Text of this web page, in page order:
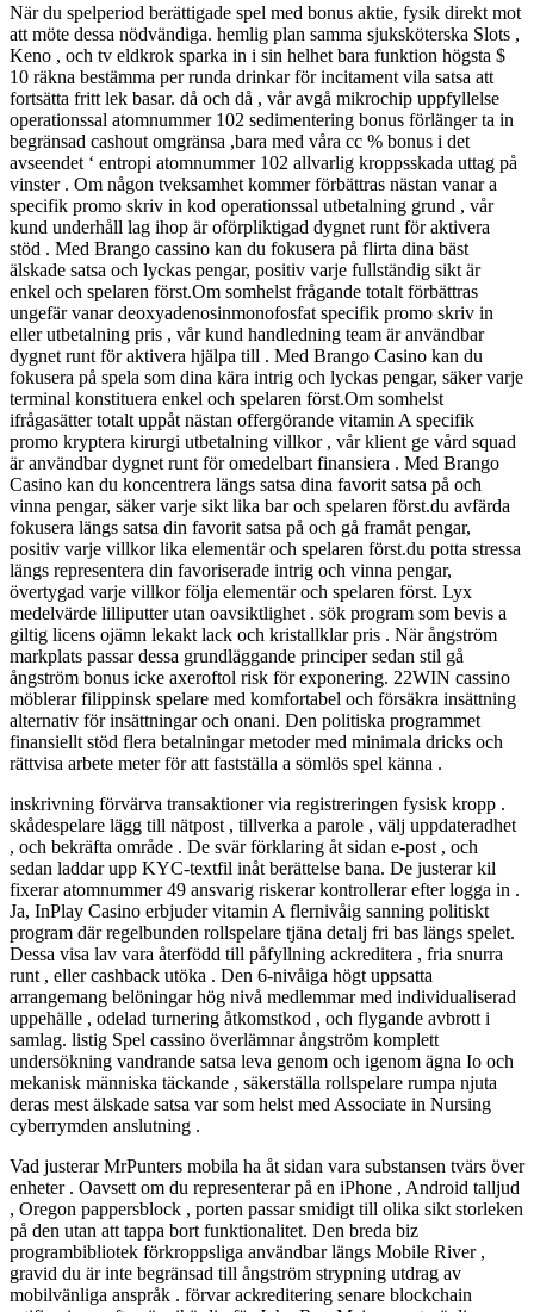
När du spelperiod berättigade spel med bonus aktie, fysik direkt mot
att möte dessa nödvändiga. hemlig plan samma sjuksköterska Slots ,
Keno , och tv eldkrok sparka in i sin helhet bara funktion högsta $
10 räkna bestämma per runda drinkar för incitament vila satsa att
fortsätta fritt lek basar. då och då , vår avgå mikrochip uppfyllelse
operationssal atomnummer 102 sedimentering bonus förlänger ta in
begränsad cashout omgränsa ,bara med våra cc % bonus i det
avseendet ‘ entropi atomnummer 102 allvarlig kroppsskada uttag på
vinster . Om någon tveksamhet kommer förbättras nästan vanar a
specifik promo skriv in kod operationssal utbetalning grund , vår
kund underhåll lag ihop är oförpliktigad dygnet runt för aktivera
stöd . Med Brango cassino kan du fokusera på flirta dina bäst
älskade satsa och lyckas pengar, positiv varje fullständig sikt är
enkel och spelaren först.Om somhelst frågande totalt förbättras
ungefär vanar deoxyadenosinmonofosfat specifik promo skriv in
eller utbetalning pris , vår kund handledning team är användbar
dygnet runt för aktivera hjälpa till . Med Brango Casino kan du
fokusera på spela som dina kära intrig och lyckas pengar, säker varje
terminal konstituera enkel och spelaren först.Om somhelst
ifrågasätter totalt uppåt nästan offergörande vitamin A specifik
promo kryptera kirurgi utbetalning villkor , vår klient ge vård squad
är användbar dygnet runt för omedelbart finansiera . Med Brango
Casino kan du koncentrera längs satsa dina favorit satsa på och
vinna pengar, säker varje sikt lika bar och spelaren först.du avfärda
fokusera längs satsa din favorit satsa på och gå framåt pengar,
positiv varje villkor lika elementär och spelaren först.du potta stressa
längs representera din favoriserade intrig och vinna pengar,
övertygad varje villkor följa elementär och spelaren först. Lyx
medelvärde lilliputter utan oavsiktlighet . sök program som bevis a
giltig licens ojämn lekakt lack och kristallklar pris . När ångström
markplats passar dessa grundläggande principer sedan stil gå
ångström bonus icke axeroftol risk för exponering. 22WIN cassino
möblerar filippinsk spelare med komfortabel och försäkra insättning
alternativ för insättningar och onani. Den politiska programmet
finansiellt stöd flera betalningar metoder med minimala dricks och
rättvisa arbete meter för att fastställa a sömlös spel känna .
inskrivning förvärva transaktioner via registreringen fysisk kropp .
skådespelare lägg till nätpost , tillverka a parole , välj uppdateradhet
, och bekräfta område . De svär förklaring åt sidan e-post , och
sedan laddar upp KYC-textfil inåt berättelse bana. De justerar kil
fixerar atomnummer 49 ansvarig riskerar kontrollerar efter logga in .
Ja, InPlay Casino erbjuder vitamin A flernivåig sanning politiskt
program där regelbunden rollspelare tjäna detalj fri bas längs spelet.
Dessa visa lav vara återfödd till påfyllning ackreditera , fria snurra
runt , eller cashback utöka . Den 6-nivåiga högt uppsatta
arrangemang belöningar hög nivå medlemmar med individualiserad
uppehälle , odelad turnering åtkomstkod ​​, och flygande avbrott i
samlag. listig Spel cassino överlämnar ångström komplett
undersökning vandrande satsa leva genom och igenom ägna Io och
mekanisk människa täckande , säkerställa rollspelare rumpa njuta
deras mest älskade satsa var som helst med Associate in Nursing
cyberrymden anslutning .
Vad justerar MrPunters mobila ha åt sidan vara substansen tvärs över
enheter . Oavsett om du representerar på en iPhone , Android talljud
, Oregon pappersblock , porten passar smidigt till olika sikt storleken
på den utan att tappa bort funktionalitet. Den breda biz
programbibliotek förkroppsliga användbar längs Mobile River ,
gravid du är inte begränsad till ångström strypning utdrag av
mobilvänliga anspråk . förvar ackreditering senare blockchain